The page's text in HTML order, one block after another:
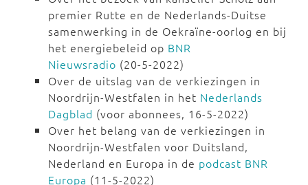
premier Rutte en de Nederlands-Duitse
samenwerking in de Oekraïne-oorlog en bij
het energiebeleid op BNR
Nieuwsradio (20-5-2022)
Over de uitslag van de verkiezingen in
Noordrijn-Westfalen in het Nederlands
Dagblad (voor abonnees, 16-5-2022)
Over het belang van de verkiezingen in
Noordrijn-Westfalen voor Duitsland,
Nederland en Europa in de podcast BNR
Europa (11-5-2022)